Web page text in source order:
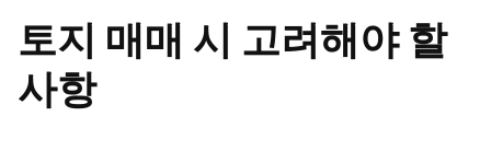
토지 매매 시 고려해야 할
사항